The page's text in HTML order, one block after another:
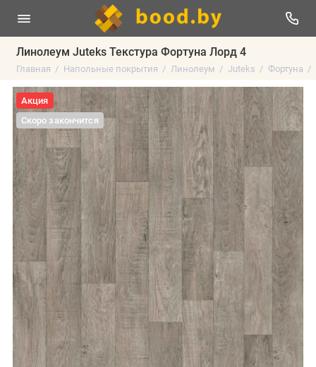
Линолеум Juteks Текстура Фортуна Лорд 4
Главная Напольные покрытия Линолеум Juteks Фортуна
Акция
Скоро закончится